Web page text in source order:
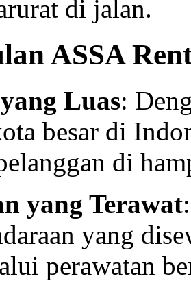
di jalan.
ASSA
Luas:
besar di
di
yang Terawat
yang
perawatan